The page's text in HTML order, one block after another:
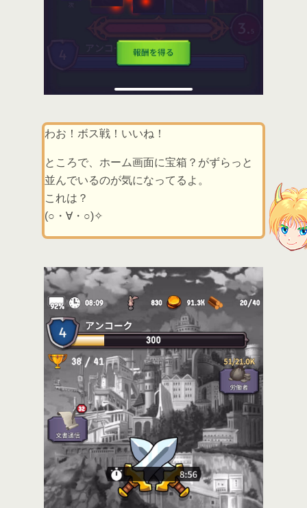
わお！ボス戦！いいね！
ところで、ホーム画面に宝箱？がずらっと
並んでいるのが気になってるよ。
これは？
(○・∀・○)✧